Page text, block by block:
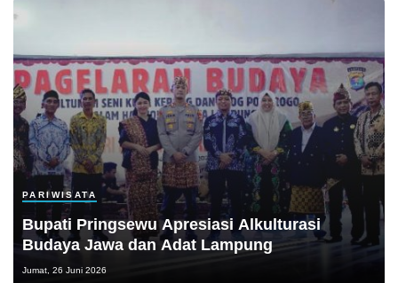
PARIWISATA
Bupati Pringsewu Apresiasi Alkulturasi
Budaya Jawa dan Adat Lampung
Jumat, 26 Juni 2026